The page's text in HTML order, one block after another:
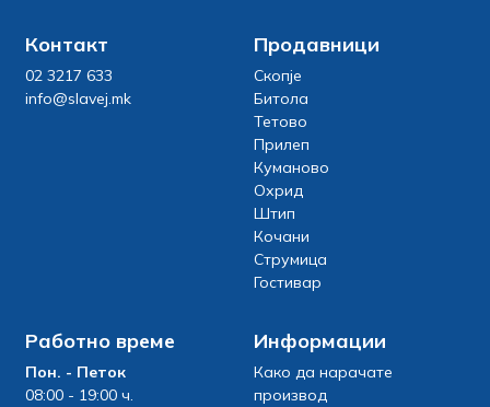
Контакт
02 3217 633
info@slavej.mk
Продавници
Скопје
Битола
Тетово
Прилеп
Куманово
Охрид
Штип
Кочани
Струмица
Гостивар
Работно време
Пон. - Петок
08:00 - 19:00 ч.
Информации
Како да нарачате
производ